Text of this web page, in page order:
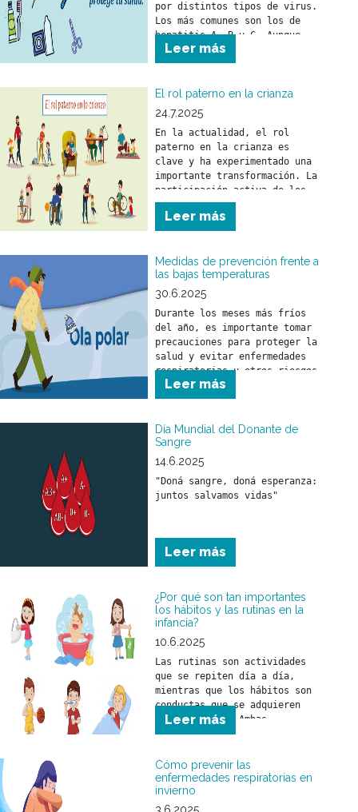
por distintos tipos de virus.
Los más comunes son los de
hepatitis A, B y C. Aunque
puede llegar a ser grave, es
prevenible y tratable gracias
efectivos.
Leer más
El rol paterno en la crianza
24.7.2025
En la actualidad, el rol
paterno en la crianza es
clave y ha experimentado una
importante transformación. La
participación activa de los
padres fortalece el vínculo
con sus hijos y tiene un
impacto positivo en su
social.
Leer más
Medidas de prevención frente a
las bajas temperaturas
30.6.2025
Durante los meses más fríos
del año, es importante tomar
precauciones para proteger la
salud y evitar enfermedades
respiratorias u otros riesgos
asociados al descenso de la
temperatura.
Leer más
Día Mundial del Donante de
Sangre
14.6.2025
"Doná sangre, doná esperanza:
juntos salvamos vidas"
Leer más
¿Por qué son tan importantes
los hábitos y las rutinas en la
infancia?
10.6.2025
Las rutinas son actividades
que se repiten día a día,
mientras que los hábitos son
conductas que se adquieren
con el tiempo. Ambas
herramientas ayudan a que
mundo que los rodea y se
sientan seguros frente a los
desafíos del día a día.
Leer más
Cómo prevenir las
enfermedades respiratorias en
invierno